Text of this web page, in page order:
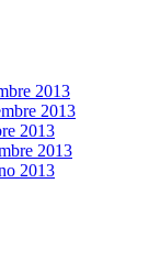
2013
2013
2013
2013
2013